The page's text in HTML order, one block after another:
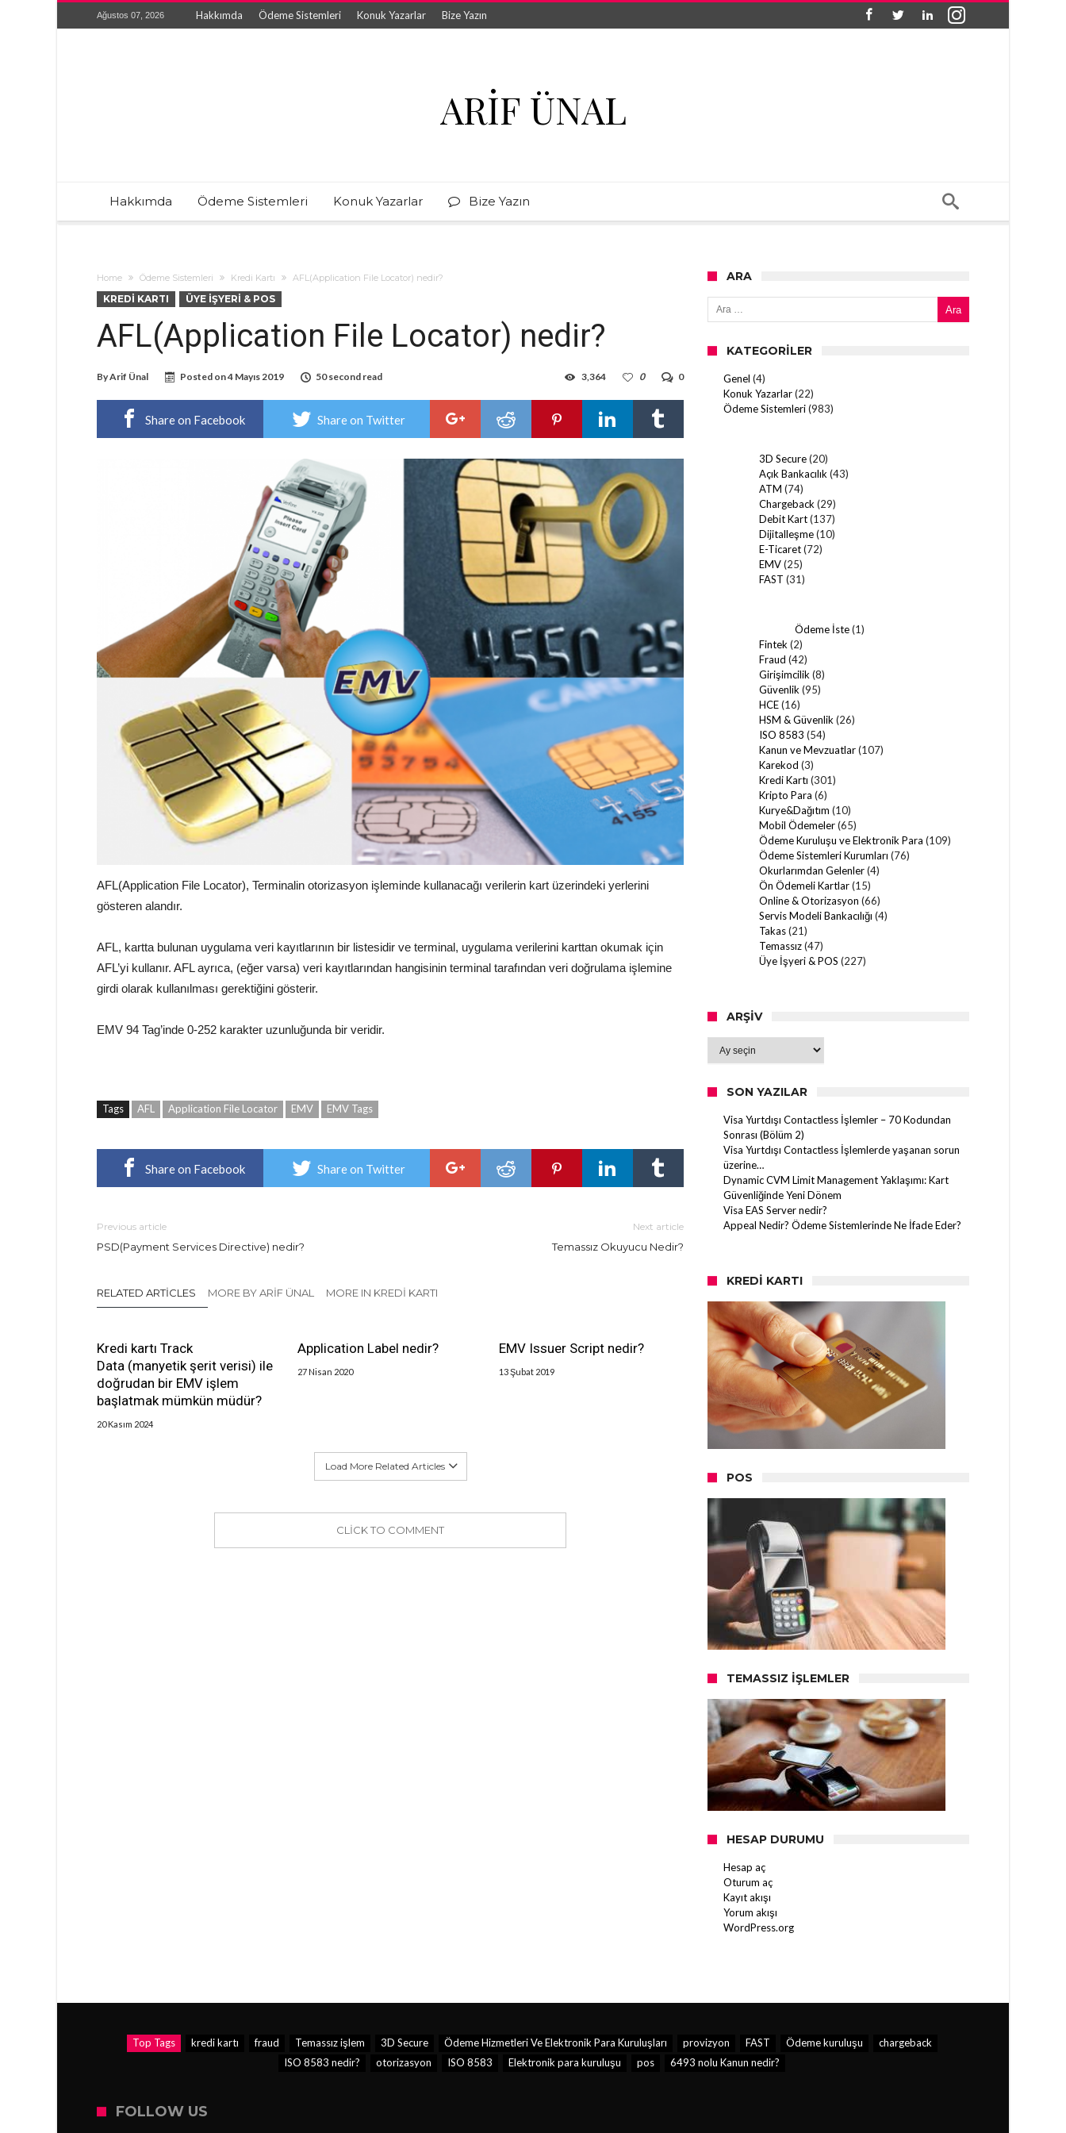
Ağustos 07, 2026 Hakkımda Ödeme Sistemleri Konuk Yazarlar Bize Yazın
ARIF ÜNAL
Hakkımda Ödeme Sistemleri Konuk Yazarlar Bize Yazın
Home Ödeme Sistemleri Kredi Kartı AFL(Application File Locator) nedir?
KREDI KARTI ÜYE İŞYERI & POS
AFL(Application File Locator) nedir?
ByArif Ünal Posted on4 Mayıs 2019 50 second read 0
0
3,364
Share on Facebook Share on Twitter
AFL(Application File Locator), Terminalin otorizasyon işleminde kullanacağı verilerin kart üzerindeki yerlerini
gösteren alandır.
AFL, kartta bulunan uygulama veri kayıtlarının bir listesidir ve terminal, uygulama verilerini karttan okumak için
AFL’yi kullanır. AFL ayrıca, (eğer varsa) veri kayıtlarından hangisinin terminal tarafından veri doğrulama işlemine
girdi olarak kullanılması gerektiğini gösterir.
EMV 94 Tag’inde 0-252 karakter uzunluğunda bir veridir.
Tags AFL Application File Locator EMV EMV Tags
Share on Facebook Share on Twitter
Previous article
PSD(Payment Services Directive) nedir?
Next article
Temassız Okuyucu Nedir?
RELATED ARTICLES MORE BY ARIF ÜNAL MORE IN KREDI KARTI
Kredi kartı Track
Data (manyetik şerit verisi) ile
doğrudan bir EMV işlem
başlatmak mümkün müdür?
20 Kasım 2024
Application Label nedir?
27 Nisan 2020
EMV Issuer Script nedir?
13 Şubat 2019
Load More Related Articles
CLICK TO COMMENT
ARA
Arama:
KATEGORILER
Genel (4)
Konuk Yazarlar(22)
Ödeme Sistemleri(983)
3D Secure(20)
Açık Bankacılık (43)
ATM (74)
Chargeback (29)
Debit Kart(137)
Dijitalleşme(10)
E-Ticaret(72)
EMV(25)
FAST (31)
Ödeme İste(1)
Fintek (2)
Fraud (42)
Girişimcilik (8)
Güvenlik (95)
HCE(16)
HSM & Güvenlik (26)
ISO 8583 (54)
Kanun ve Mevzuatlar(107)
Karekod (3)
Kredi Kartı (301)
Kripto Para (6)
Kurye&Dağıtım (10)
Mobil Ödemeler(65)
Ödeme Kuruluşu ve Elektronik Para (109)
Ödeme Sistemleri Kurumları (76)
Okurlarımdan Gelenler(4)
Ön Ödemeli Kartlar(15)
Online & Otorizasyon (66)
Servis Modeli Bankacılığı (4)
Takas(21)
Temassız(47)
Üye İşyeri & POS (227)
ARŞIV
SON YAZILAR
Visa Yurtdışı Contactless İşlemler – 70 Kodundan
Sonrası (Bölüm 2)
Visa Yurtdışı Contactless İşlemlerde yaşanan sorun
üzerine…
Dynamic CVM Limit Management Yaklaşımı: Kart
Güvenliğinde Yeni Dönem
Visa EAS Server nedir?
Appeal Nedir? Ödeme Sistemlerinde Ne İfade Eder?
KREDI KARTI
POS
TEMASSIZ İŞLEMLER
HESAP DURUMU
Hesap aç
Oturum aç
Kayıt akışı
Yorum akışı
WordPress.org
Top Tags kredi kartı fraud Temassız işlem 3D Secure Ödeme Hizmetleri Ve Elektronik Para Kuruluşları provizyon FAST Ödeme kuruluşu
chargeback
ISO 8583 nedir?
otorizasyon ISO 8583 Elektronik para kuruluşu pos 6493 nolu Kanun nedir?
FOLLOW US